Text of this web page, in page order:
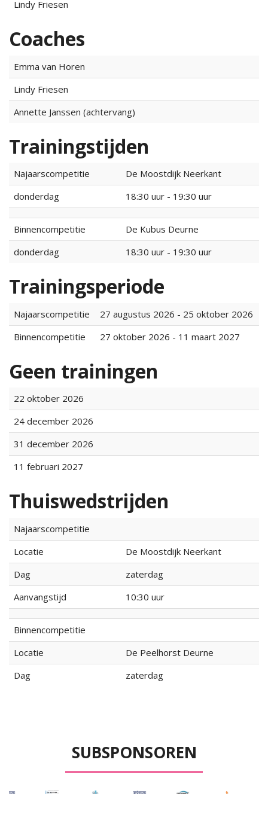
Lindy Friesen
Coaches
Emma van Horen
Lindy Friesen
Annette Janssen (achtervang)
Trainingstijden
Najaarscompetitie
De Moostdijk Neerkant
donderdag
18:30 uur - 19:30 uur
Binnencompetitie
De Kubus Deurne
donderdag
18:30 uur - 19:30 uur
Trainingsperiode
Najaarscompetitie
27 augustus 2026 - 25 oktober 2026
Binnencompetitie
27 oktober 2026 - 11 maart 2027
Geen trainingen
22 oktober 2026
24 december 2026
31 december 2026
11 februari 2027
Thuiswedstrijden
Najaarscompetitie
Locatie
De Moostdijk Neerkant
Dag
zaterdag
Aanvangstijd
10:30 uur
Binnencompetitie
Locatie
De Peelhorst Deurne
Dag
zaterdag
SUBSPONSOREN